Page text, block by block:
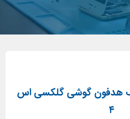
هدفون گوشی گلکسی اس
۴